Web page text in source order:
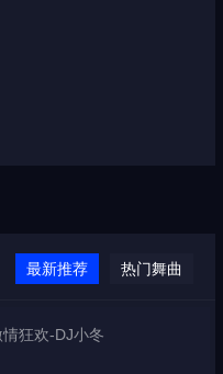
下载
最新推荐 热门舞曲
情狂欢-DJ小冬